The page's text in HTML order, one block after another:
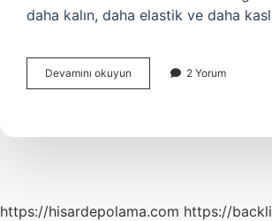
daha kalın, daha elastik ve daha
Devamını okuyun Atardamar
Belirtileri
2 Yorum
https://hisardepolama.com https://